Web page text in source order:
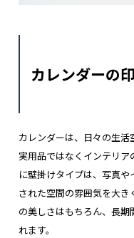
カレンダーの
カレンダーは、日々の生
実用品ではなくインテリア
に壁掛けタイプは、写真
された空間の雰囲気を大
の美しさはもちろん、長
れます。